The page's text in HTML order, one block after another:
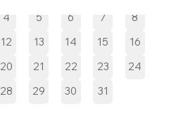
4 5 6 7
8
12 13 14 15
16
20 21 22 23
24
28 29 30 31